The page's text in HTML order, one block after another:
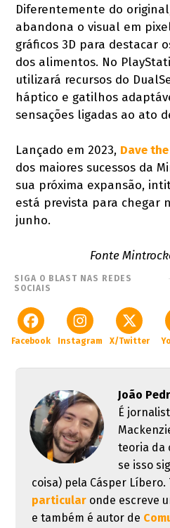
Diferentemente do
abandona o visual em
gráficos 3D para destacar
dos alimentos. No
utilizará recursos do
háptico e gatilhos
sensações ligadas ao ato
Lançado em 2023, Dave
dos maiores sucessos da
sua próxima expansão,
está prevista para chegar
junho.
Fonte
SIGA O BLAST NAS REDES
SOCIAIS
Facebook Instagram X/Twitter
João
É
teoria da
se isso
coisa) pela Cásper Líbero.
particularonde escreve
e também é autor de